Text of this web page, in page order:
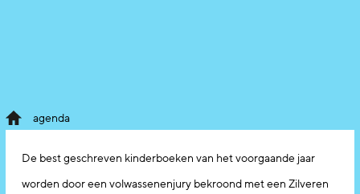
agenda
De best geschreven kinderboeken van het voorgaande jaar
worden door een volwassenenjury bekroond met een Zilveren